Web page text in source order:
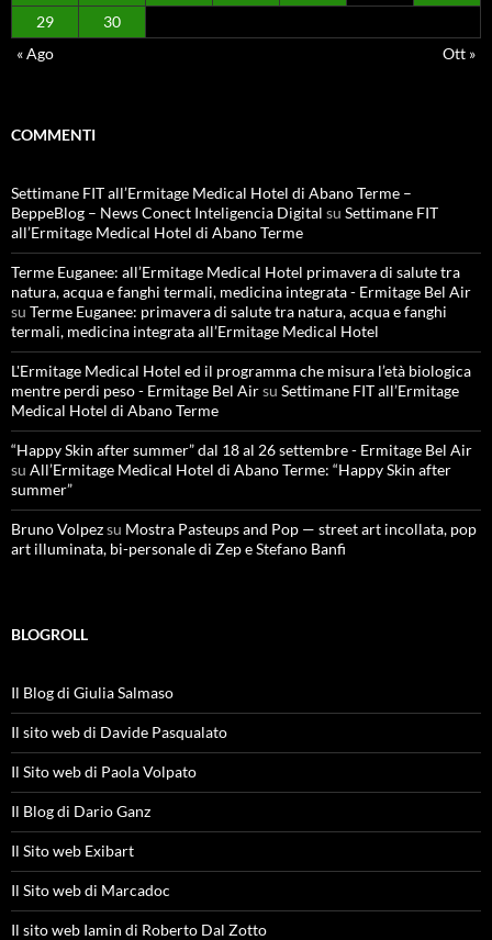
29
30
« Ago
Ott »
COMMENTI
Settimane FIT all’Ermitage Medical Hotel di Abano Terme –
BeppeBlog – News Conect Inteligencia Digital su Settimane FIT
all’Ermitage Medical Hotel di Abano Terme
Terme Euganee: all’Ermitage Medical Hotel primavera di salute tra
natura, acqua e fanghi termali, medicina integrata - Ermitage Bel Air
su Terme Euganee: primavera di salute tra natura, acqua e fanghi
termali, medicina integrata all’Ermitage Medical Hotel
L'Ermitage Medical Hotel ed il programma che misura l’età biologica
mentre perdi peso - Ermitage Bel Airsu Settimane FIT all’Ermitage
Medical Hotel di Abano Terme
“Happy Skin after summer” dal 18 al 26 settembre - Ermitage Bel Air
su All’Ermitage Medical Hotel di Abano Terme: “Happy Skin after
summer”
Bruno Volpezsu Mostra Pasteups and Pop — street art incollata, pop
art illuminata, bi-personale di Zep e Stefano Banfi
BLOGROLL
Il Blog di Giulia Salmaso
Il sito web di Davide Pasqualato
Il Sito web di Paola Volpato
Il Blog di Dario Ganz
Il Sito web Exibart
Il Sito web di Marcadoc
Il sito web Iamin di Roberto Dal Zotto